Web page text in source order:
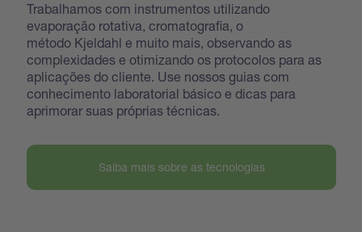
Trabalhamos com instrumentos utilizando
evaporação rotativa, cromatografia, o
método Kjeldahl e muito mais, observando as
complexidades e otimizando os protocolos para as
aplicações do cliente. Use nossos guias com
conhecimento laboratorial básico e dicas para
aprimorar suas próprias técnicas.
Saiba mais sobre as tecnologias